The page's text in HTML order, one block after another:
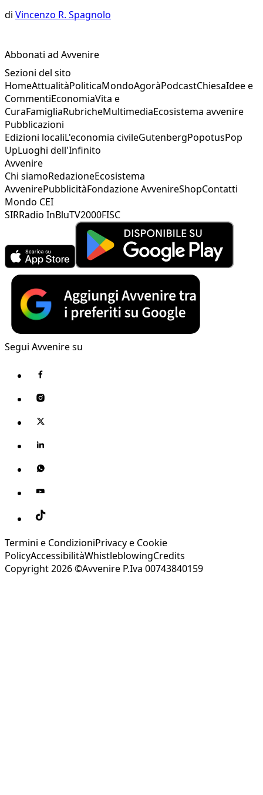
di Vincenzo R. Spagnolo
Abbonati ad Avvenire
Sezioni del sito
HomeAttualitàPoliticaMondoAgoràPodcastChiesaIdee e
CommentiEconomiaVita e
CuraFamigliaRubricheMultimediaEcosistema avvenire
Pubblicazioni
Edizioni localiL'economia civileGutenbergPopotusPop
UpLuoghi dell'Infinito
Avvenire
Chi siamoRedazioneEcosistema
AvvenirePubblicitàFondazione AvvenireShopContatti
Mondo CEI
SIRRadio InBluTV2000FISC
Segui Avvenire su
Termini e CondizioniPrivacy e Cookie
PolicyAccessibilitàWhistleblowingCredits
Copyright 2026 ©Avvenire P.Iva 00743840159